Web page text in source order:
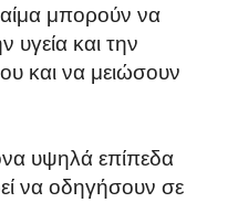
μπορούν να
υγεία και την
και να μειώσουν
υψηλά επίπεδα
να οδηγήσουν σε